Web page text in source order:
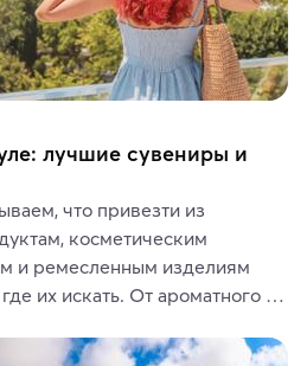
лучшие сувениры и
что привезти из
косметическим
и ремесленным изделиям
их искать. От ароматного
на турецких рынках и в